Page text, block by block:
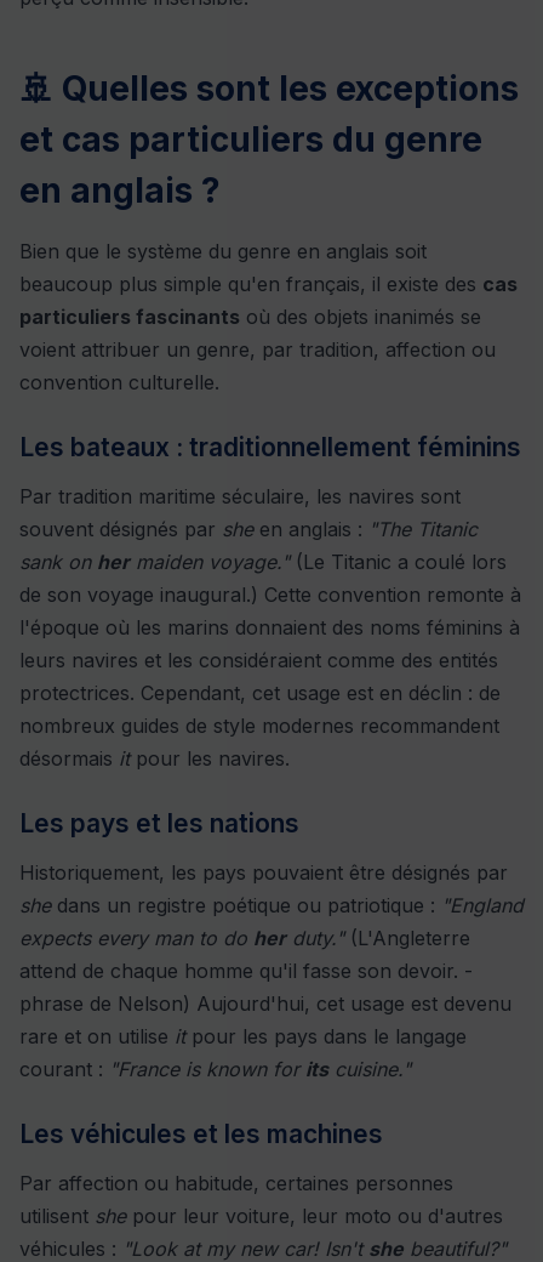
🚢 Quelles sont les exceptions
et cas particuliers du genre
en anglais ?
Bien que le système du genre en anglais soit
beaucoup plus simple qu'en français, il existe des cas
particuliers fascinants où des objets inanimés se
voient attribuer un genre, par tradition, affection ou
convention culturelle.
Les bateaux : traditionnellement féminins
Par tradition maritime séculaire, les navires sont
souvent désignés par sheen anglais : "The Titanic
sank on hermaiden voyage."(Le Titanic a coulé lors
de son voyage inaugural.) Cette convention remonte à
l'époque où les marins donnaient des noms féminins à
leurs navires et les considéraient comme des entités
protectrices. Cependant, cet usage est en déclin : de
nombreux guides de style modernes recommandent
désormais itpour les navires.
Les pays et les nations
Historiquement, les pays pouvaient être désignés par
shedans un registre poétique ou patriotique : "England
expects every man to do herduty."(L'Angleterre
attend de chaque homme qu'il fasse son devoir. -
phrase de Nelson) Aujourd'hui, cet usage est devenu
rare et on utilise itpour les pays dans le langage
courant : "France is known for itscuisine."
Les véhicules et les machines
Par affection ou habitude, certaines personnes
utilisent shepour leur voiture, leur moto ou d'autres
véhicules : "Look at my new car! Isn't she beautiful?"